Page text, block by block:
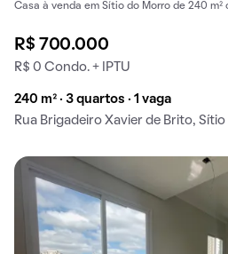
Casa à venda em Sítio do Morro de 240 m²
R$ 700.000
R$ 0 Condo. + IPTU
240 m² · 3 quartos · 1 vaga
Rua Brigadeiro Xavier de Brito, Sítio